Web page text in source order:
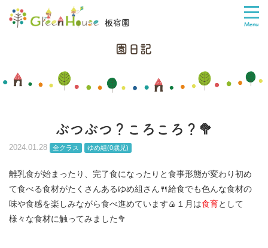
板宿園
園日記
ぶつぶつ？ころころ？🥦
2024.01.28 全クラス ゆめ組(0歳児)
離乳食が始まったり、完了食になったりと食事形態が変わり初め
て食べる食材がたくさんあるゆめ組さん🍴給食でも色んな食材の
味や食感を楽しみながら食べ進めています🍙１月は食育として
様々な食材に触ってみました🥦